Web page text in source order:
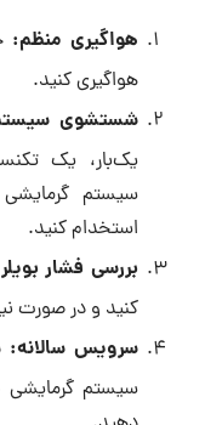
هواگیری منظم:
هواگیری کنید.
شستشوی
یک‌بار، یک
سیستم
استخدام کنید.
بررسی فشار بویلر
کنید و در صورت
سرویس سالانه:
سیستم گرمایشی